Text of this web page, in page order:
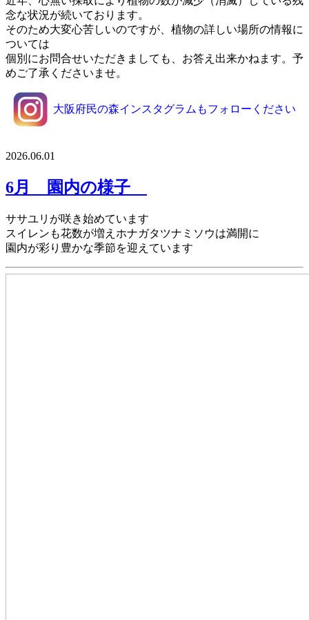
念な状況が続いております。
そのため大変心苦しいのですが、 植物の詳しい場所の情報に
ついては
個別にお問合せいただきましても、お答え出来かねます。予
めご了承くださいませ。
大阪府民の森インスタグラムもフォローください
2026.06.01
6月 園内の様子
ササユリが咲き始めています
スイレンも花数が増えホナガタツナミソウは満開に
園内が彩り豊かな季節を迎えています